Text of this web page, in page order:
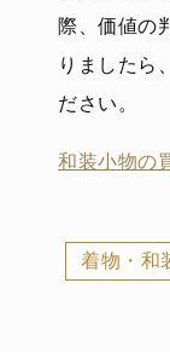
際、価値の
りましたら
ださい。
和装小物の
着物・和